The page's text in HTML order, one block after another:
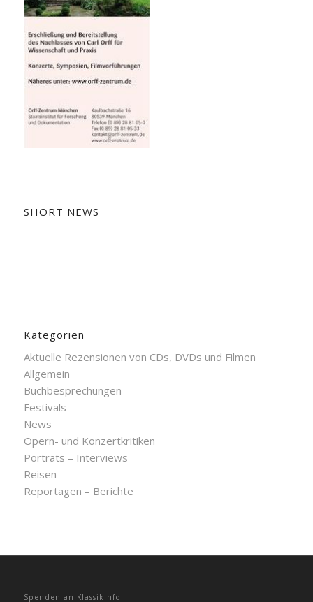
SHORT NEWS
Kategorien
Aktuelle Rezensionen von CDs, DVDs und Filmen
Allgemein
Buchbesprechungen
Festivals
News
Opern- und Konzertkritiken
Porträts – Interviews
Reisen
Reportagen – Berichte
Spenden an KlassikInfo